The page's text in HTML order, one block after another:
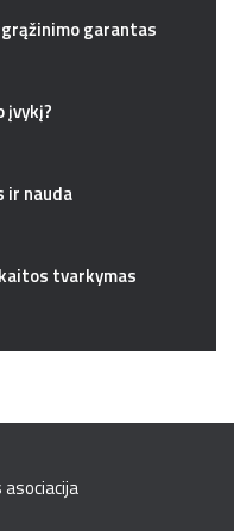
garantas
įvykį?
ir nauda
tvarkymas